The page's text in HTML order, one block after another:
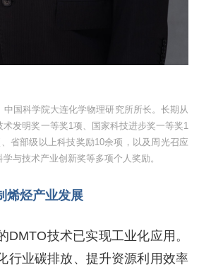
国科学院大连化学物理研究所所长。长期从
发明奖一等奖1项、国家科技进步奖一等奖1
省部级以上科技奖励10余项，以及周光召应
与技术产业创新奖等多项个人奖励。
烯烃产业发展
DMTO技术已实现工业化应用。
行业碳排放、提升资源利用效率